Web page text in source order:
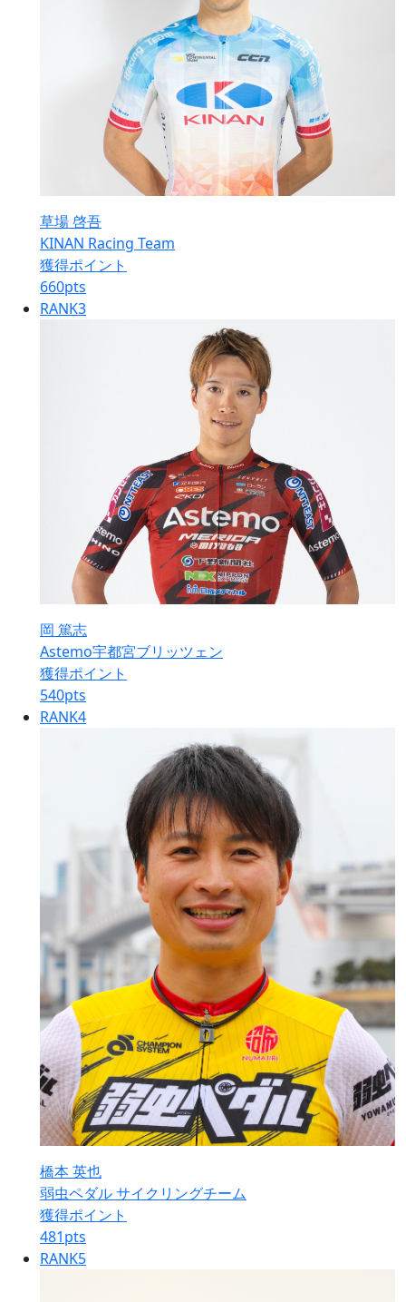
草場 啓吾
KINAN Racing Team
獲得ポイント
660pts
RANK3
岡 篤志
Astemo宇都宮ブリッツェン
獲得ポイント
540pts
RANK4
橋本 英也
弱虫ペダル サイクリングチーム
獲得ポイント
481pts
RANK5